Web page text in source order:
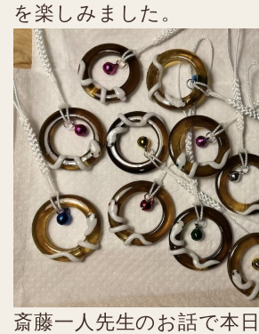
を楽しみました。
斎藤一人先生のお話で本